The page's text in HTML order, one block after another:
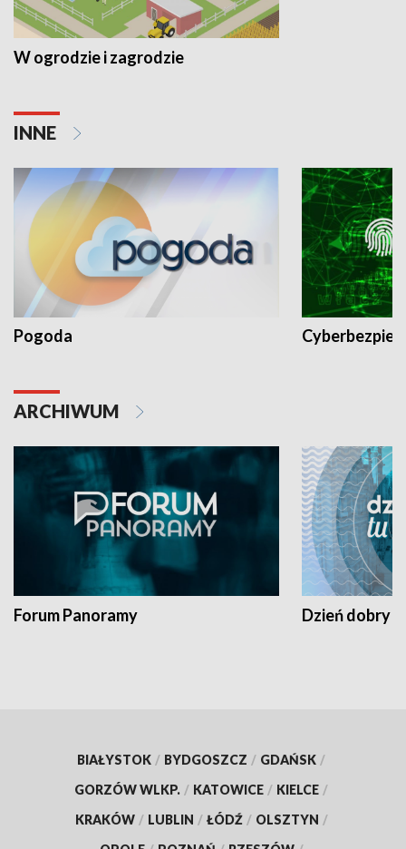
W ogrodzie i zagrodzie
INNE
Pogoda
ARCHIWUM
Forum Panoramy Dzień dobry
BIAŁYSTOK / BYDGOSZCZ / GDAŃSK /
GORZÓW WLKP. / KATOWICE / KIELCE /
KRAKÓW / LUBLIN / ŁÓDŹ / OLSZTYN /